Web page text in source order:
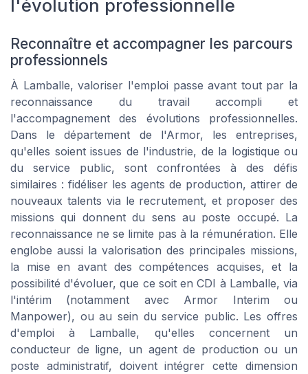
l'évolution professionnelle
Reconnaître et accompagner les parcours
professionnels
À Lamballe, valoriser l'emploi passe avant tout par la
reconnaissance du travail accompli et
l'accompagnement des évolutions professionnelles.
Dans le département de l'Armor, les entreprises,
qu'elles soient issues de l'industrie, de la logistique ou
du service public, sont confrontées à des défis
similaires : fidéliser les agents de production, attirer de
nouveaux talents via le recrutement, et proposer des
missions qui donnent du sens au poste occupé. La
reconnaissance ne se limite pas à la rémunération. Elle
englobe aussi la valorisation des principales missions,
la mise en avant des compétences acquises, et la
possibilité d'évoluer, que ce soit en CDI à Lamballe, via
l'intérim (notamment avec Armor Interim ou
Manpower), ou au sein du service public. Les offres
d'emploi à Lamballe, qu'elles concernent un
conducteur de ligne, un agent de production ou un
poste administratif, doivent intégrer cette dimension